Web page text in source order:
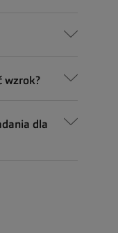
wzrok?
dla